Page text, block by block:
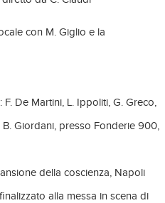
con M. Giglio e la
De Martini, L. Ippoliti, G. Greco,
B. Giordani, presso Fonderie 900,
della coscienza, Napoli
alla messa in scena di